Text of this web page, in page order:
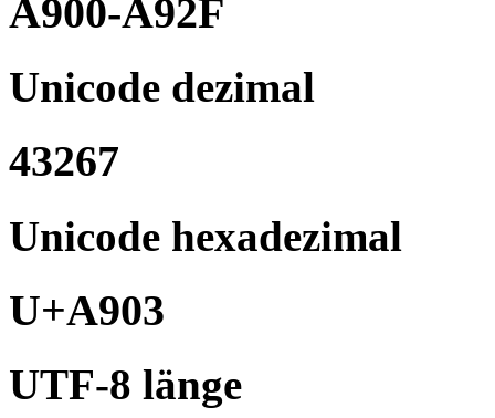
A900-A92F
Unicode dezimal
43267
Unicode hexadezimal
U+A903
UTF-8 länge